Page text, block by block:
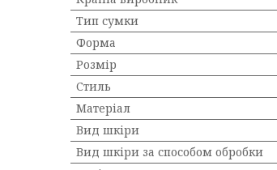
Тип сумки
Форма
Розмір
Стиль
Матеріал
Вид шкіри
Вид шкіри за способом обробки